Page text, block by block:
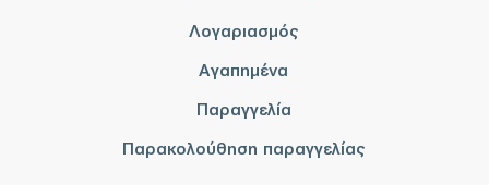
Λογαριασμός
Αγαπημένα
Παραγγελία
Παρακολούθηση παραγγελίας